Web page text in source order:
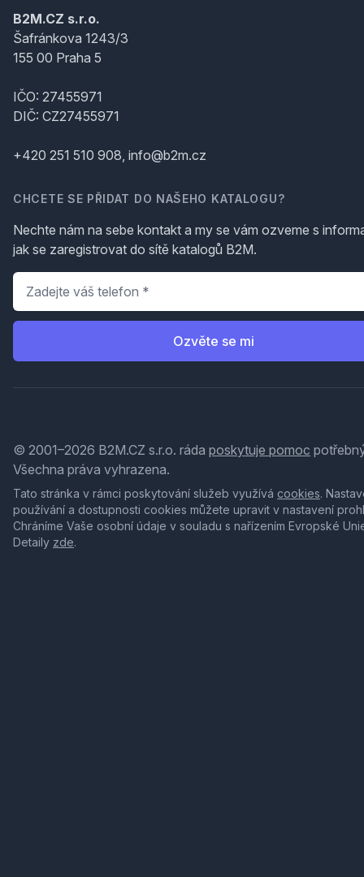
B2M.CZ s.r.o.
Šafránkova 1243/3
155 00 Praha 5
IČO: 27455971
DIČ: CZ27455971
+420 251 510 908, info@b2m.cz
CHCETE SE PŘIDAT DO NAŠEHO KATALOGU?
Nechte nám na sebe kontakt a my se vám ozveme s
jak se zaregistrovat do sítě katalogů B2M.
Telefon
Ozvěte se mi
© 2001–2026 B2M.CZ s.r.o. ráda poskytuje pomoc
Všechna práva vyhrazena.
Tato stránka v rámci poskytování služeb využívá cookies.
používání a dostupnosti cookies můžete upravit v nastavení
Chráníme Vaše osobní údaje v souladu s nařízením Evropské
Detaily zde.